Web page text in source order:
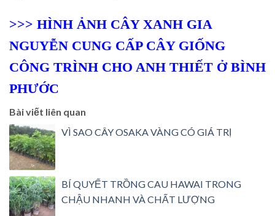
>>> HÌNH ẢNH CÂY XANH GIA
NGUYỄN CUNG CẤP CÂY GIỐNG
CÔNG TRÌNH CHO ANH THIẾT Ở BÌNH
PHƯỚC
Bài viết liên quan
VÌ SAO CÂY OSAKA VÀNG CÓ GIÁ TRỊ
BÍ QUYẾT TRỒNG CAU HAWAI TRONG
CHẬU NHANH VÀ CHẤT LƯỢNG